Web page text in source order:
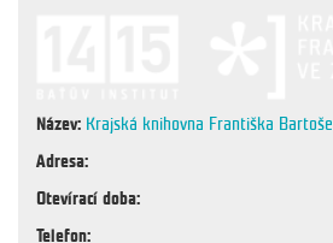
Název: Krajská knihovna Františka Bartoše
Adresa:
Otevírací doba:
Telefon: